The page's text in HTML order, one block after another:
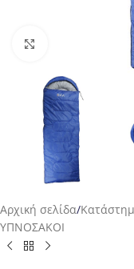
Αρχική σελίδα/
ΥΠΝΟΣΑΚΟΙ